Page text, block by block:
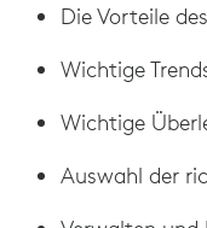
Die Vorteile
Wichtige
Wichtige
Auswahl der